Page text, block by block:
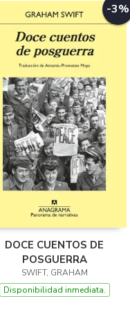
-3%
DOCE CUENTOS DE
POSGUERRA
SWIFT, GRAHAM
Disponibilidad inmediata.